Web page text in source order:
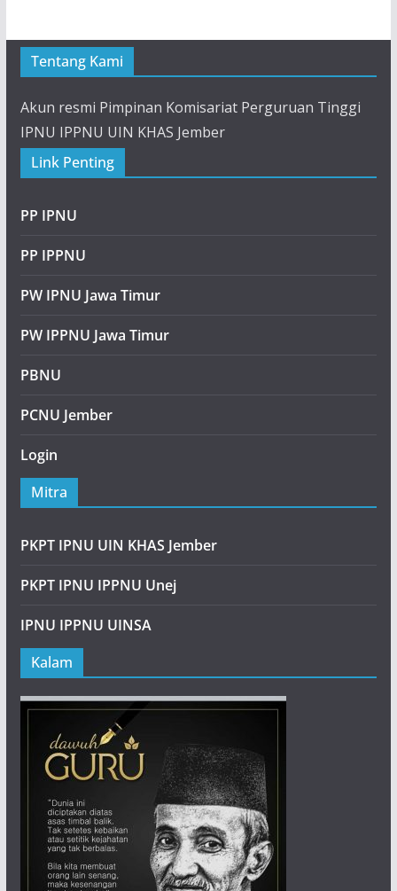
Tentang Kami
Akun resmi Pimpinan Komisariat Perguruan Tinggi
IPNU IPPNU UIN KHAS Jember
Link Penting
PP IPNU
PP IPPNU
PW IPNU Jawa Timur
PW IPPNU Jawa Timur
PBNU
PCNU Jember
Login
Mitra
PKPT IPNU UIN KHAS Jember
PKPT IPNU IPPNU Unej
IPNU IPPNU UINSA
Kalam